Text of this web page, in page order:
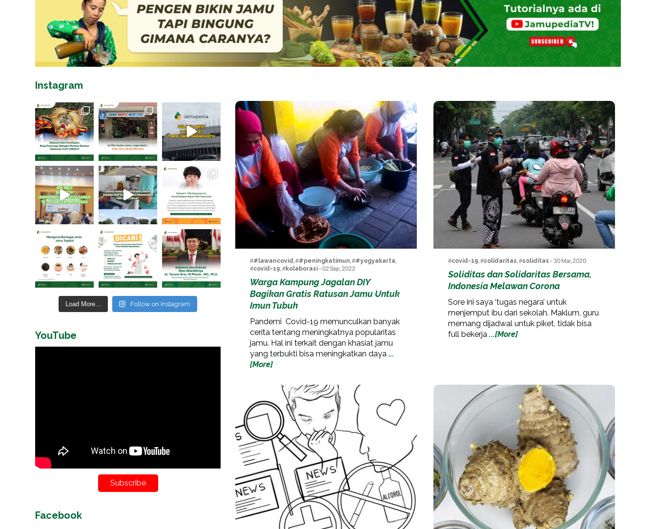
##lawancovid, ##peningkatimun, ##yogyakarta,
#covid-19, #kolaborasi- 02 Sep, 2022
Warga Kampung Jagalan DIY
Bagikan Gratis Ratusan Jamu Untuk
Imun Tubuh
Pandemi Covid-19 memunculkan banyak
cerita tentang meningkatnya popularitas
jamu. Hal ini terkait dengan khasiat jamu
yang terbukti bisa meningkatkan daya ...
[More]
#covid-19, #solidaritas, #soliditas - 30 Mar, 2020
Soliditas dan Solidaritas Bersama,
Indonesia Melawan Corona
Sore ini saya ‘tugas negara’ untuk
menjemput ibu dari sekolah. Maklum, guru
memang dijadwal untuk piket, tidak bisa
full bekerja...[More]
Instagram
Load More... Follow on Instagram
YouTube
Subscribe
Facebook